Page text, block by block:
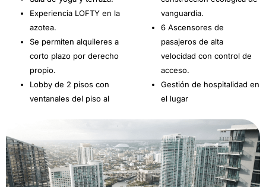
Experiencia LOFTY en la
azotea.
Se permiten alquileres a
corto plazo por derecho
propio.
Lobby de 2 pisos con
ventanales del piso al
vanguardia.
6 Ascensores de
pasajeros de alta
velocidad con control de
acceso.
Gestión de hospitalidad en
el lugar